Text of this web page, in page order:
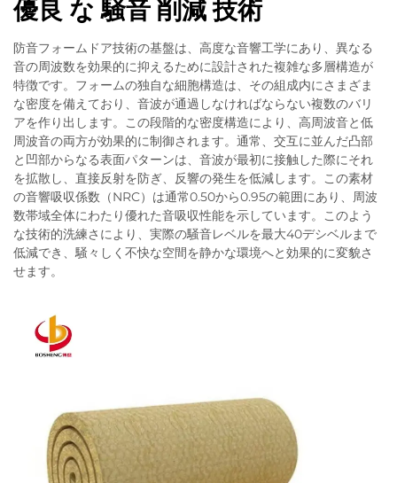
優良 な 騒音 削減 技術
防音フォームドア技術の基盤は、高度な音響工学にあり、異なる
音の周波数を効果的に抑えるために設計された複雑な多層構造が
特徴です。フォームの独自な細胞構造は、その組成内にさまざま
な密度を備えており、音波が通過しなければならない複数のバリ
アを作り出します。この段階的な密度構造により、高周波音と低
周波音の両方が効果的に制御されます。通常、交互に並んだ凸部
と凹部からなる表面パターンは、音波が最初に接触した際にそれ
を拡散し、直接反射を防ぎ、反響の発生を低減します。この素材
の音響吸収係数（NRC）は通常0.50から0.95の範囲にあり、周波
数帯域全体にわたり優れた音吸収性能を示しています。このよう
な技術的洗練さにより、実際の騒音レベルを最大40デシベルまで
低減でき、騒々しく不快な空間を静かな環境へと効果的に変貌さ
せます。